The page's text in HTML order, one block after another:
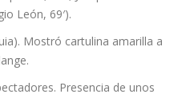
León, 69′).
Mostró cartulina amarilla a
Presencia de unos